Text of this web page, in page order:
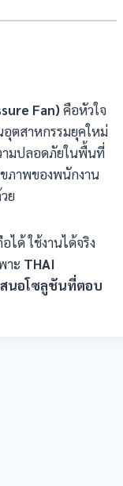
Fan)คือหัวใจ
ตสาหกรรมยุคใหม่
ามปลอดภัยในพื้นที่
ภาพของพนักงาน
ย
ด้ ใช้งานได้จริง
าะ THAI
สนอโซลูชันที่ตอบ